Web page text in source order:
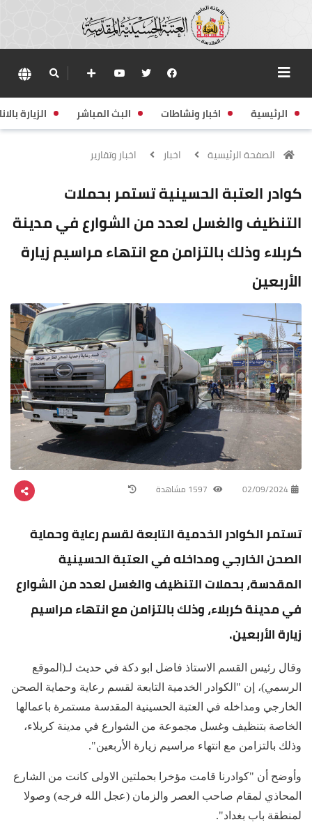
الرئيسية اخبار ونشاطات البث المباشر الزيارة
الصفحة الرئيسية اخبار اخبار وتقارير
كوادر العتبة الحسينية تستمر بحملات
التنظيف والغسل لعدد من الشوارع في مدينة
كربلاء وذلك بالتزامن مع انتهاء مراسيم زيارة
الأربعين
02/09/2024
تستمر الكوادر الخدمية التابعة لقسم رعاية وحماية
الصحن الخارجي ومداخله في العتبة الحسينية
المقدسة، بحملات التنظيف والغسل لعدد من الشوارع
في مدينة كربلاء، وذلك بالتزامن مع انتهاء مراسيم
زيارة الأربعين.
وقال رئيس القسم الاستاذ فاضل ابو دكة في حديث لـ(الموقع
الرسمي)، إن "الكوادر الخدمية التابعة لقسم رعاية وحماية الصحن
الخارجي ومداخله في العتبة الحسينية المقدسة مستمرة باعمالها
الخاصة بتنظيف وغسل مجموعة من الشوارع في مدينة كربلاء،
وذلك بالتزامن مع انتهاء مراسيم زيارة الأربعين".
وأوضح أن "كوادرنا قامت مؤخرا بحملتين الاولى كانت من الشارع
المحاذي لمقام صاحب العصر والزمان (عجل الله فرجه) وصولا
لمنطقة باب بغداد".